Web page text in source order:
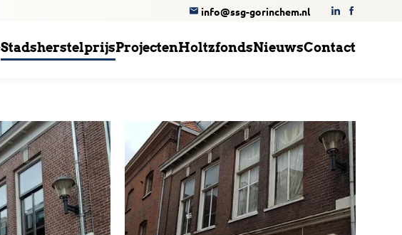
info@ssg-gorinchem.nl
StadsherstelprijsProjectenHoltzfondsNieuwsContact